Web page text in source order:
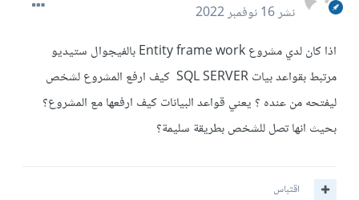
نشر16 نوفمبر 2022
اذا كان لدي مشروع Entity frame work بالفيجوال ستيديو
مرتبط بقواعد بيات SQL SERVER كيف ارفع المشروع لشخص
ليفتحه من عنده ؟ يعني قواعد البيانات كيف ارفعها مع المشروع؟
بحيث انها تصل للشخص بطريقة سليمة؟
اقتباس